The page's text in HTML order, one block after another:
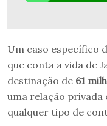
Um caso específico
que conta a vida de
destinação de 61
uma relação privada
qualquer tipo de